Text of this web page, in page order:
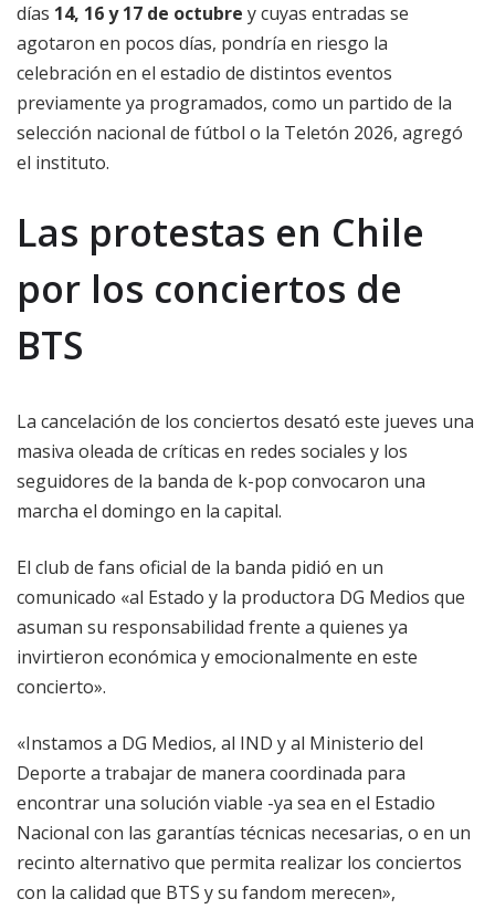
días 14, 16 y 17 de octubre y cuyas entradas se
agotaron en pocos días, pondría en riesgo la
celebración en el estadio de distintos eventos
previamente ya programados, como un partido de la
selección nacional de fútbol o la Teletón 2026, agregó
el instituto.
Las protestas en Chile
por los conciertos de
BTS
La cancelación de los conciertos desató este jueves una
masiva oleada de críticas en redes sociales y los
seguidores de la banda de k-pop convocaron una
marcha el domingo en la capital.
El club de fans oficial de la banda pidió en un
comunicado «al Estado y la productora DG Medios que
asuman su responsabilidad frente a quienes ya
invirtieron económica y emocionalmente en este
concierto».
«Instamos a DG Medios, al IND y al Ministerio del
Deporte a trabajar de manera coordinada para
encontrar una solución viable -ya sea en el Estadio
Nacional con las garantías técnicas necesarias, o en un
recinto alternativo que permita realizar los conciertos
con la calidad que BTS y su fandom merecen»,